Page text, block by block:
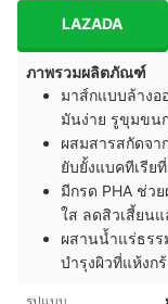
LAZADA
ภาพรวมผลิตภัณฑ์
มาส์กแบบล้างอ
มันง่าย รูขุมขน
ผสมสารสกัดจา
ยับยั้งแบคทีเรีย
มีกรด PHA ช่ว
ใส ลดสิวเสี้ยน
ผสานน้ำแร่ธรร
บำรุงผิวที่แห้ง